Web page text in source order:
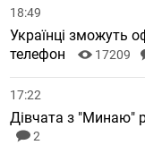
18:49
Українці зможуть
телефон
17209
17:22
Дівчата з "Минаю"
2